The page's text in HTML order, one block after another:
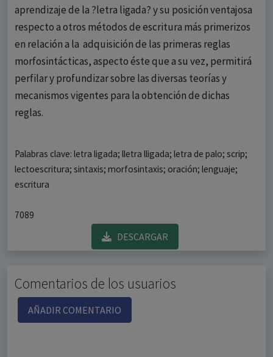
aprendizaje de la ?letra ligada? y su posición ventajosa
respecto a otros métodos de escritura más primerizos
en relación a la adquisición de las primeras reglas
morfosintácticas, aspecto éste que a su vez, permitirá
perfilar y profundizar sobre las diversas teorías y
mecanismos vigentes para la obtención de dichas
reglas.
Palabras clave: letra ligada; lletra lligada; letra de palo; scrip;
lectoescritura; sintaxis; morfosintaxis; oración; lenguaje;
escritura
7089
DESCARGAR
Comentarios de los usuarios
AÑADIR COMENTARIO